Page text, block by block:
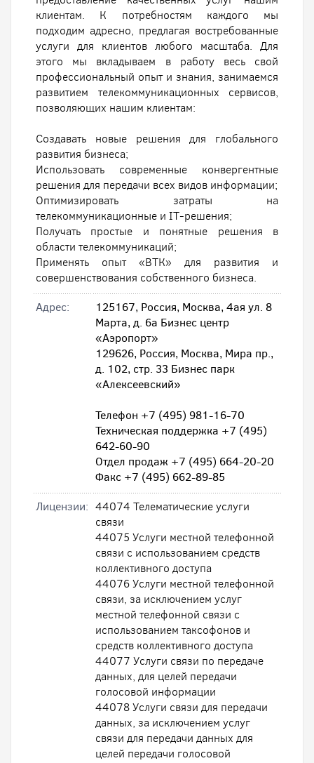
клиентам. К потребностям каждого мы
подходим адресно, предлагая востребованные
услуги для клиентов любого масштаба. Для
этого мы вкладываем в работу весь свой
профессиональный опыт и знания, занимаемся
развитием телекоммуникационных сервисов,
позволяющих нашим клиентам:
Создавать новые решения для глобального
развития бизнеса;
Использовать современные конвергентные
решения для передачи всех видов информации;
Оптимизировать затраты на
телекоммуникационные и IT-решения;
Получать простые и понятные решения в
области телекоммуникаций;
Применять опыт «ВТК» для развития и
совершенствования собственного бизнеса.
Адрес:
125167, Россия, Москва, 4ая ул. 8
Марта, д. 6а Бизнес центр
«Аэропорт»
129626, Россия, Москва, Мира пр.,
д. 102, стр. 33 Бизнес парк
«Алексеевский»
Телефон +7 (495) 981-16-70
Техническая поддержка +7 (495)
642-60-90
Отдел продаж +7 (495) 664-20-20
Факс +7 (495) 662-89-85
Лицензии: 44074 Телематические услуги
связи
44075 Услуги местной телефонной
связи с использованием средств
коллективного доступа
44076 Услуги местной телефонной
связи, за исключением услуг
местной телефонной связи с
использованием таксофонов и
средств коллективного доступа
44077 Услуги связи по передаче
данных, для целей передачи
голосовой информации
44078 Услуги связи для передачи
данных, за исключением услуг
связи для передачи данных для
целей передачи голосовой